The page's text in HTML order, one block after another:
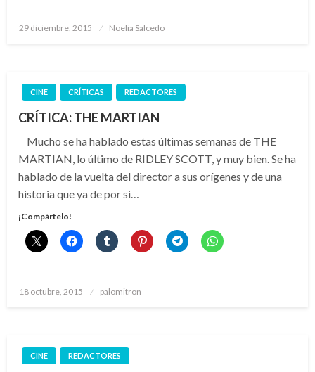
Publicado
29 diciembre, 2015 Noelia Salcedo
CINE CRÍTICAS REDACTORES
CRÍTICA: THE MARTIAN
Mucho se ha hablado estas últimas semanas de THE
MARTIAN, lo último de RIDLEY SCOTT, y muy bien. Se ha
hablado de la vuelta del director a sus orígenes y de una
historia que ya de por si…
¡Compártelo!
Publicado
18 octubre, 2015 palomitron
CINE REDACTORES